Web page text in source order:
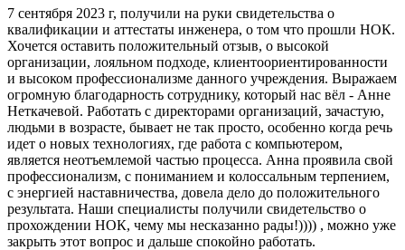
7 сентября 2023 г, получили на руки свидетельства о
квалификации и аттестаты инженера, о том что прошли НОК.
Хочется оставить положительный отзыв, о высокой
организации, лояльном подходе, клиентоориентированности
и высоком профессионализме данного учреждения. Выражаем
огромную благодарность сотруднику, который нас вёл - Анне
Неткачевой. Работать с директорами организаций, зачастую,
людьми в возрасте, бывает не так просто, особенно когда речь
идет о новых технологиях, где работа с компьютером,
является неотъемлемой частью процесса. Анна проявила свой
профессионализм, с пониманием и колоссальным терпением,
с энергией наставничества, довела дело до положительного
результата. Наши специалисты получили свидетельство о
прохождении НОК, чему мы несказанно рады!)))) , можно уже
закрыть этот вопрос и дальше спокойно работать.